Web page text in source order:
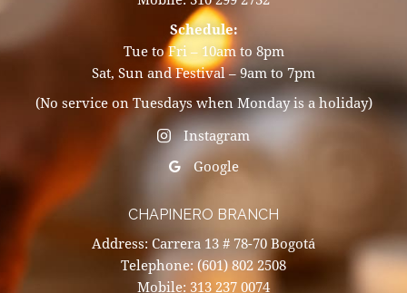
Schedule:
Tue to Fri – 10am to 8pm
Sat, Sun and Festival – 9am to 7pm
(No service on Tuesdays when Monday is a holiday)
Instagram
Google
CHAPINERO BRANCH
Address: Carrera 13 # 78-70 Bogotá
Telephone: (601) 802 2508
Mobile: 313 237 0074